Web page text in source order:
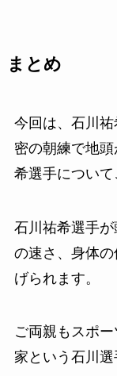
まとめ
今回は、石川
密の朝練で地
希選手について
石川祐希選手
の速さ、身体
げられます。
ご両親もスポ
家という石川選